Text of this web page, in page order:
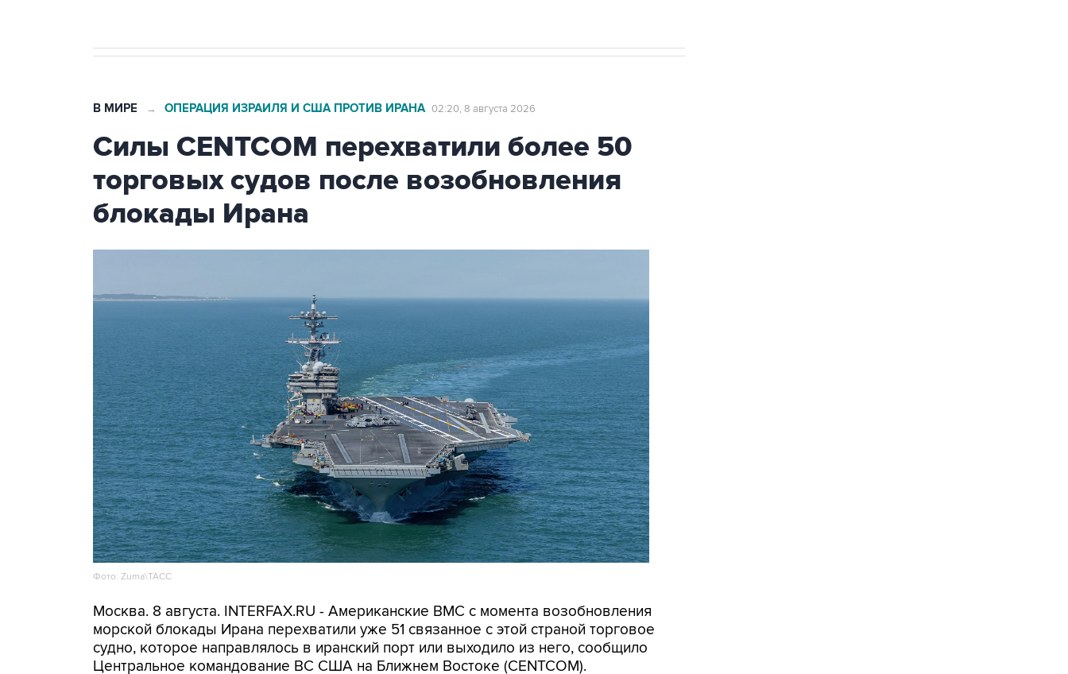
В МИРЕ → ОПЕРАЦИЯ ИЗРАИЛЯ И США ПРОТИВ ИРАНА 02:20, 8 августа 2026
Силы CENTCOM перехватили более 50
торговых судов после возобновления
блокады Ирана
Фото: Zuma\ТАСС
Москва. 8 августа. INTERFAX.RU - Американские ВМС с момента возобновления
морской блокады Ирана перехватили уже 51 связанное с этой страной торговое
судно, которое направлялось в иранский порт или выходило из него, сообщило
Центральное командование ВС США на Ближнем Востоке (CENTCOM).